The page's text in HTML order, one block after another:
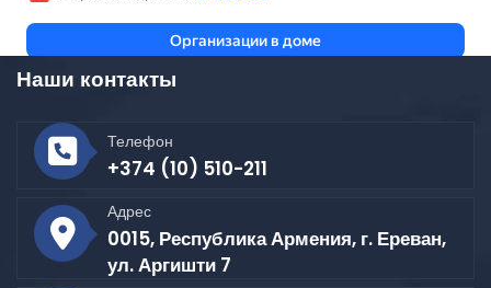
Наши контакты
Телефон
+374 (10) 510-211
Адрес
0015, Республика Армения, г. Ереван,
ул. Аргишти 7